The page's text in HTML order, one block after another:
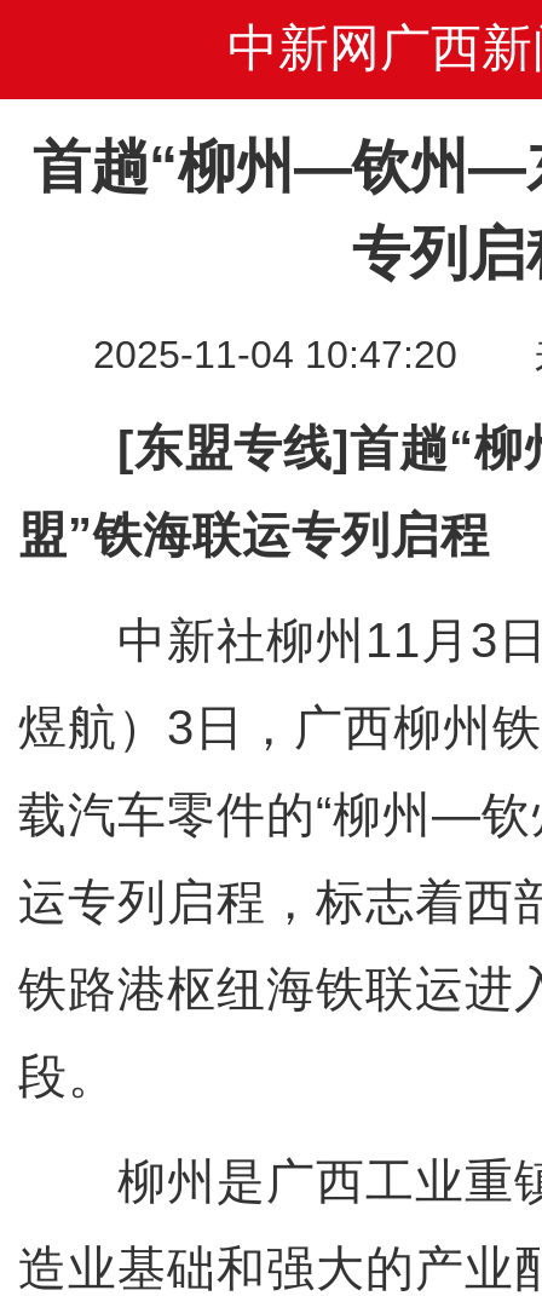
中新网广西新
首趟“柳州—钦州—
专列启
2025-11-04 10:47:20
[东盟专线]首趟“
盟”铁海联运专列启程
中新社柳州11月3日
煜航）3日，广西柳州
载汽车零件的“柳州—
运专列启程，标志着西
铁路港枢纽海铁联运进
段。
柳州是广西工业重
造业基础和强大的产业